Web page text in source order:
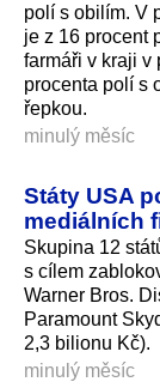
polí s obilím. V
je z 16 procent
farmáři v kraji v
procenta polí s
řepkou.
minulý měsíc
Státy USA
mediálních
Skupina 12
s cílem
Warner Bros.
Paramount
2,3 bilionu Kč).
minulý měsíc